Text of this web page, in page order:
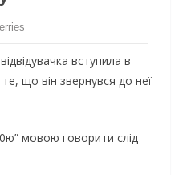
вступила в
що він звернувся до неї
мовою говорити слід